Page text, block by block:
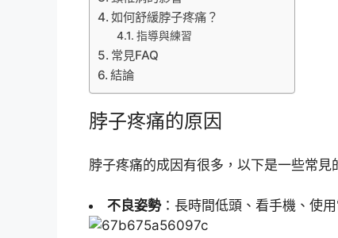
如何舒緩脖子疼痛？
指導與練習
常見FAQ
結論
脖子疼痛的原因
脖子疼痛的成因有很多，以下是一些常見
不良姿勢：長時間低頭、看手機、使